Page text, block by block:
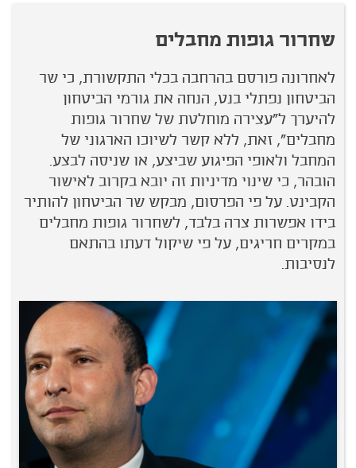
שחרור גופות מחבלים
לאחרונה פורסם בהרחבה בכלי התקשורת, כי שר
הביטחון נפתלי בנט, הנחה את גורמי הביטחון
להיערך ל"עצירה מוחלטת של שחרור גופות
מחבלים", זאת, ללא קשר לשיוכו הארגוני של
המחבל ולאופי הפיגוע שביצע, או שניסה לבצע.
הובהר, כי שינוי מדיניות זה יובא בקרוב לאישור
הקבינט. על פי הפרסום, מבקש שר הביטחון להותיר
בידו אפשרות צרה בלבד, לשחרור גופות מחבלים
במקרים חריגים, על פי שיקול דעתו בהתאם
לנסיבות.